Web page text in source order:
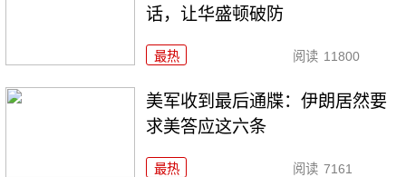
话，让华盛顿破防
最热 阅读 11800
美军收到最后通牒：伊朗居然要
求美答应这六条
最热 阅读 7161